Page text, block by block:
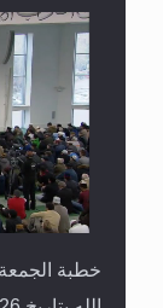
خطبة الجمعة